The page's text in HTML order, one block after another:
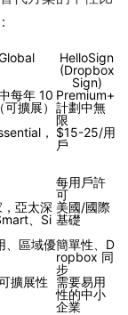
HelloSign
(Dropbox
Sign)
每年 10
擴展）
Premium+
計劃中無
限
， $15-25/用
戶
每用戶許
可
亞太深
、Si
美國/國際
基礎
、區域優簡單性、D
ropbox 同
步
擴展性
需要易用
性的中小
企業